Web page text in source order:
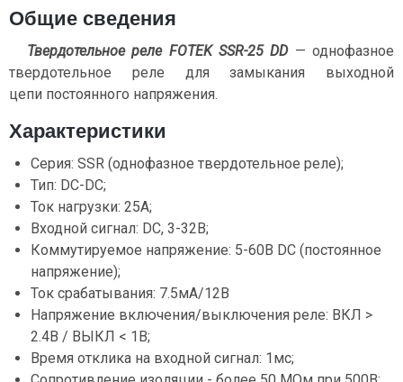
Общие сведения
Твердотельное реле FOTEK SSR-25 DD — однофазное
твердотельное реле для замыкания выходной
цепи постоянного напряжения.
Характеристики
Серия: SSR (однофазное твердотельное реле);
Тип: DC-DC;
Ток нагрузки: 25А;
Входной сигнал: DC, 3-32В;
Коммутируемое напряжение: 5-60В DC (постоянное
напряжение);
Ток срабатывания: 7.5мА/12В
Напряжение включения/выключения реле: ВКЛ >
2.4В / ВЫКЛ < 1В;
Время отклика на входной сигнал: 1мс;